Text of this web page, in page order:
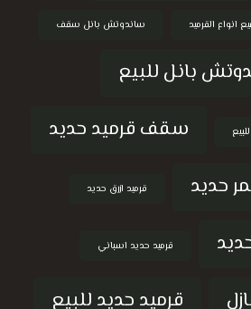
انواع القرميد ساندوتش بانل سقف
بانل للبيع
سقف قرميد حديد
حديد
قرميد ازرق حديد
قرميد حديد اسباني
قرميد حديد للبيع